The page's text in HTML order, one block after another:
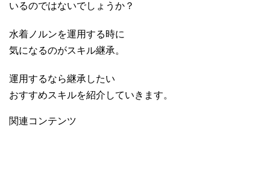
いるのではないでしょうか？
水着ノルンを運用する時に
気になるのがスキル継承。
運用するなら継承したい
おすすめスキルを紹介していきます。
関連コンテンツ